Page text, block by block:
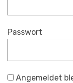
Passwort
Angemeldet